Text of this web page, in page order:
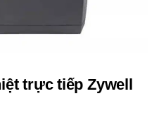
trực tiếp Zywell